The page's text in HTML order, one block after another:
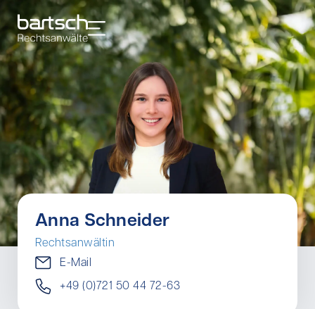
Anna Schneider
Rechtsanwältin
E-Mail
+49 (0)721 50 44 72-63